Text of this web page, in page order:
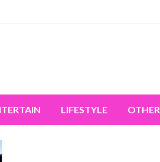
LIFESTYLE OTHER